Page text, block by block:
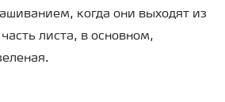
когда они выходят из
листа, в основном,